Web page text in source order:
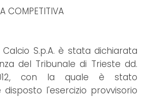
COMPETITIVA
Calcio S.p.A. è stata dichiarata
del Tribunale di Trieste dd.
con la quale è stato
l'esercizio provvisorio